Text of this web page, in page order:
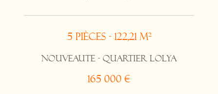
5 pièces - 122,21 m²
NOUVEAUTE - QUARTIER LOLYA
165 000 €